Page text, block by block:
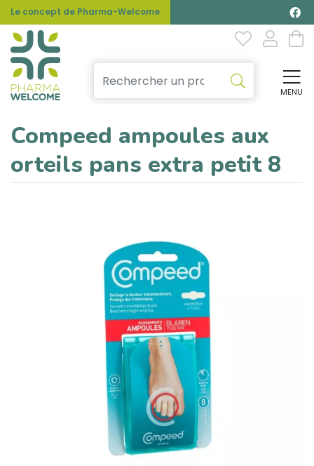
Le concept de Pharma-Welcome
MENU
Compeed ampoules aux
orteils pans extra petit 8